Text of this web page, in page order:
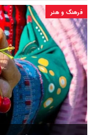
فرهنگ و هنر